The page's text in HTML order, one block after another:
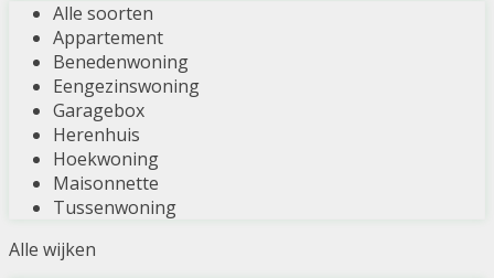
Alle soorten
Appartement
Benedenwoning
Eengezinswoning
Garagebox
Herenhuis
Hoekwoning
Maisonnette
Tussenwoning
Alle wijken